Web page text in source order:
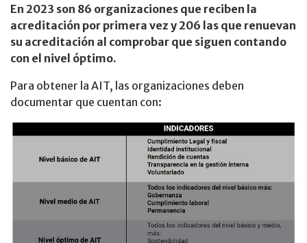
En 2023 son 86 organizaciones que reciben la
acreditación por primera vez y 206 las que renuevan
su acreditación al comprobar que siguen contando
con el nivel óptimo.
Para obtener la AIT, las organizaciones deben
documentar que cuentan con: